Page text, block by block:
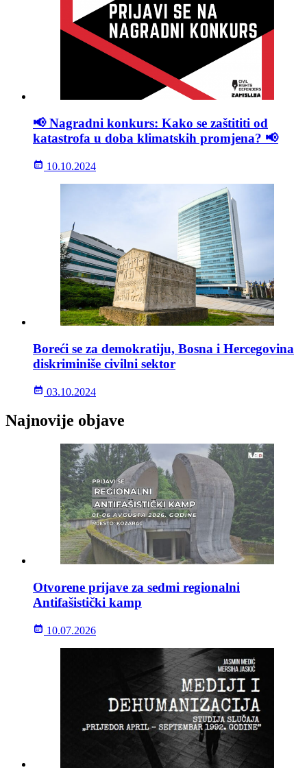
📢 Nagradni konkurs: Kako se zaštititi od
katastrofa u doba klimatskih promjena? 📢
10.10.2024
Boreći se za demokratiju, Bosna i Hercegovina
diskriminiše civilni sektor
03.10.2024
Najnovije objave
Otvorene prijave za sedmi regionalni
Antifašistički kamp
10.07.2026